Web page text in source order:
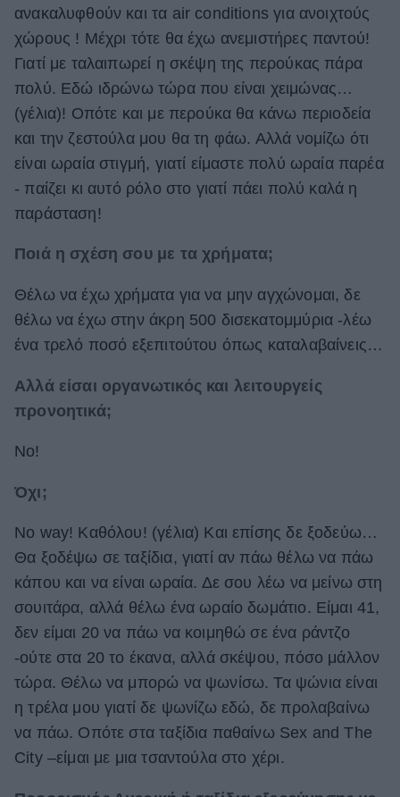
ανακαλυφθούν και τα air conditions για ανοιχτούς
χώρους ! Μέχρι τότε θα έχω ανεμιστήρες παντού!
Γιατί με ταλαιπωρεί η σκέψη της περούκας πάρα
πολύ. Εδώ ιδρώνω τώρα που είναι χειμώνας…
(γέλια)! Οπότε και με περούκα θα κάνω περιοδεία
και την ζεστούλα μου θα τη φάω. Αλλά νομίζω ότι
είναι ωραία στιγμή, γιατί είμαστε πολύ ωραία παρέα
- παίζει κι αυτό ρόλο στο γιατί πάει πολύ καλά η
παράσταση!
Ποιά η σχέση σου με τα χρήματα;
Θέλω να έχω χρήματα για να μην αγχώνομαι, δε
θέλω να έχω στην άκρη 500 δισεκατομμύρια -λέω
ένα τρελό ποσό εξεπιτούτου όπως καταλαβαίνεις…
Αλλά είσαι οργανωτικός και λειτουργείς
προνοητικά;
No!
Όχι;
No way! Καθόλου! (γέλια) Και επίσης δε ξοδεύω…
Θα ξοδέψω σε ταξίδια, γιατί αν πάω θέλω να πάω
κάπου και να είναι ωραία. Δε σου λέω να μείνω στη
σουιτάρα, αλλά θέλω ένα ωραίο δωμάτιο. Είμαι 41,
δεν είμαι 20 να πάω να κοιμηθώ σε ένα ράντζο
-ούτε στα 20 το έκανα, αλλά σκέψου, πόσο μάλλον
τώρα. Θέλω να μπορώ να ψωνίσω. Τα ψώνια είναι
η τρέλα μου γιατί δε ψωνίζω εδώ, δε προλαβαίνω
να πάω. Οπότε στα ταξίδια παθαίνω Sex and The
City –είμαι με μια τσαντούλα στο χέρι.